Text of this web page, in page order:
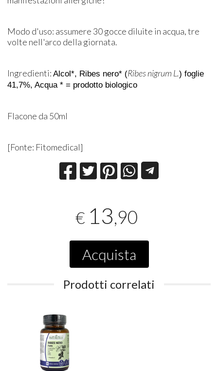
Modo d'uso: assumere 30 gocce diluite in acqua, tre
volte nell'arco della giornata.
Ingredienti:Alcol*, Ribes nero* (Ribes nigrum L.) foglie
41,7%, Acqua* = prodotto biologico
Flacone da 50ml
[Fonte: Fitomedical]
€ 13,90
Acquista
Prodotti correlati